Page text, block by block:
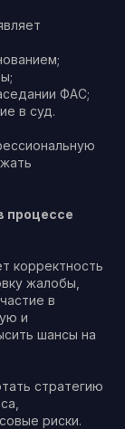
ФАС;
в суд.
процессе
корректность
жалобы,
в
и
шансы на
стратегию
риски.